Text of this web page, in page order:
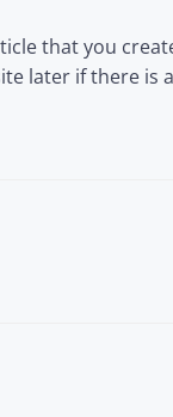
that you
later if there is a